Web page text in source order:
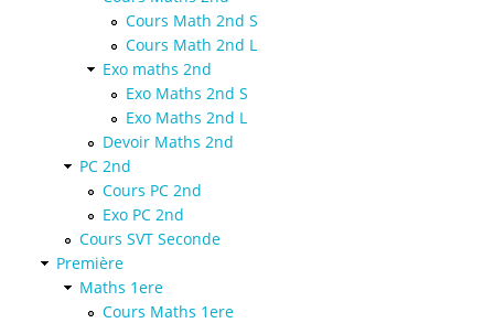
Cours Math 2nd S
Cours Math 2nd L
Exo maths 2nd
Exo Maths 2nd S
Exo Maths 2nd L
Devoir Maths 2nd
PC 2nd
Cours PC 2nd
Exo PC 2nd
Cours SVT Seconde
Première
Maths 1ere
Cours Maths 1ere